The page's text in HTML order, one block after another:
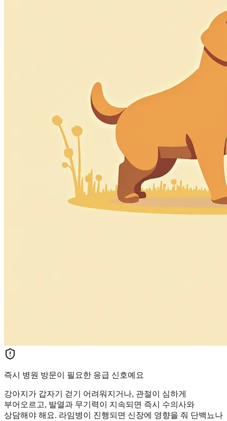
즉시 병원 방문이 필요한 응급 신호예요
강아지가 갑자기 걷기 어려워지거나, 관절이 심하게
부어오르고, 발열과 무기력이 지속되면 즉시 수의사와
상담해야 해요. 라임병이 진행되면 신장에 영향을 줘 단백뇨나